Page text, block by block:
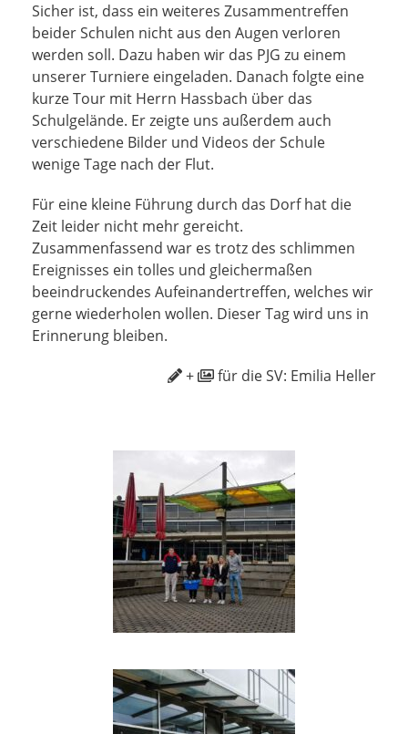
Sicher ist, dass ein weiteres Zusammentreffen
beider Schulen nicht aus den Augen verloren
werden soll. Dazu haben wir das PJG zu einem
unserer Turniere eingeladen. Danach folgte eine
kurze Tour mit Herrn Hassbach über das
Schulgelände. Er zeigte uns außerdem auch
verschiedene Bilder und Videos der Schule
wenige Tage nach der Flut.
Für eine kleine Führung durch das Dorf hat die
Zeit leider nicht mehr gereicht.
Zusammenfassend war es trotz des schlimmen
Ereignisses ein tolles und gleichermaßen
beeindruckendes Aufeinandertreffen, welches wir
gerne wiederholen wollen. Dieser Tag wird uns in
Erinnerung bleiben.
+
für die SV: Emilia Heller